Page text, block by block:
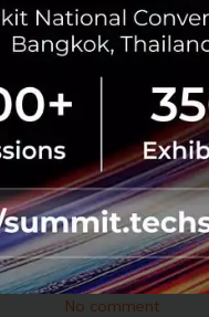
เอ็มจี ประเทศไทย กล่า
ได้รับความสนใจจา
เร็จได้นั้นจำเป็นต้องใ
ประสบการณ์ต่างๆ ใน
าช่วย การร่วมมือและก
นการที่มีประสิทธิภาพมา
นในปี 2019
No comment